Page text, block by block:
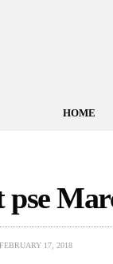
HOME
pse
FEBRUARY 17, 2018